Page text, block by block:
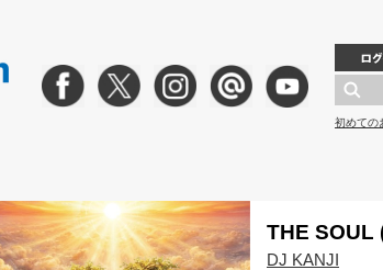
初めての
THE SOUL
DJ KANJI